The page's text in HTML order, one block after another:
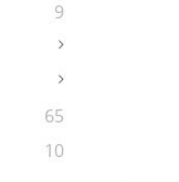
9
65
10